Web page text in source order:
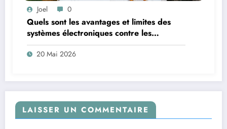
Joel 0
Quels sont les avantages et limites des
systèmes électroniques contre les
remontées capillaires ?
20 Mai 2026
LAISSER UN COMMENTAIRE